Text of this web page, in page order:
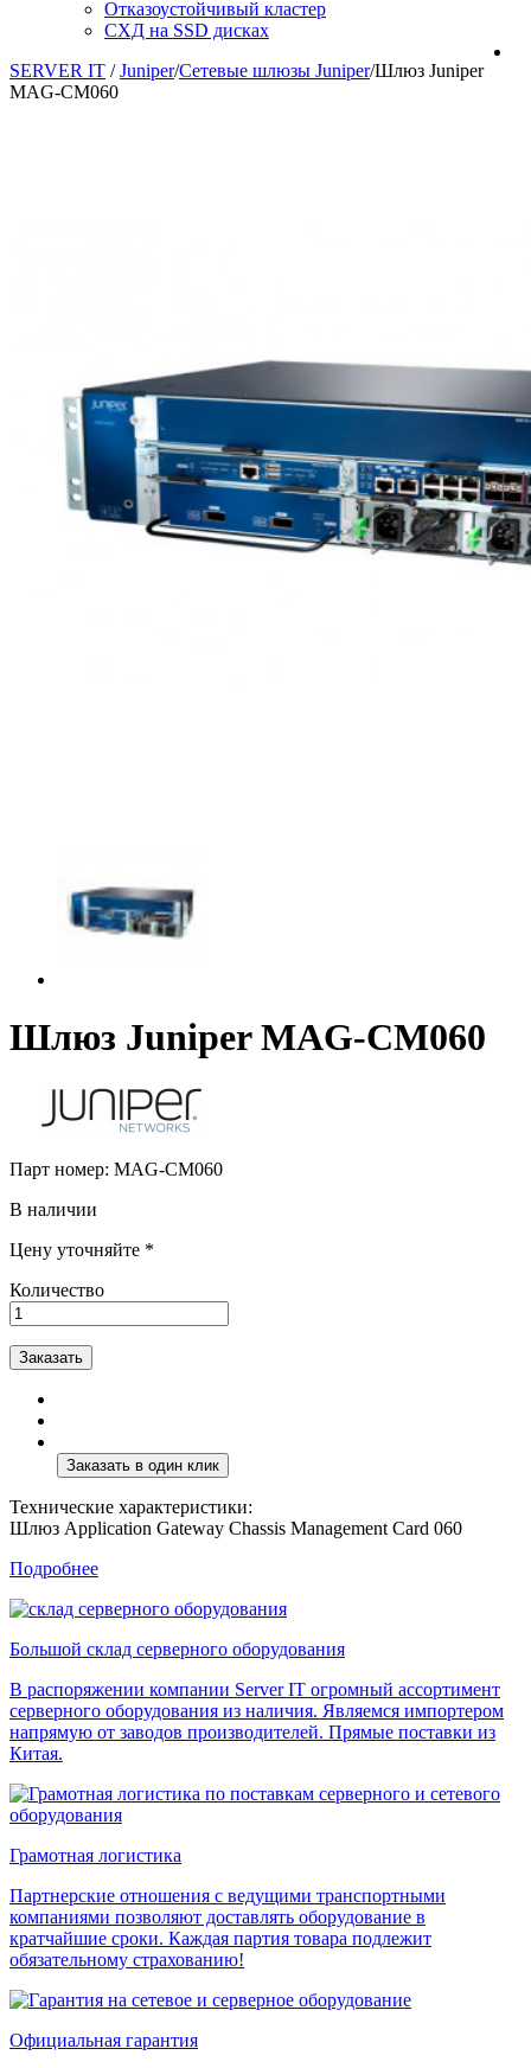
Отказоустойчивый кластер
СХД на SSD дисках
SERVER IT / Juniper/Сетевые шлюзы Juniper/Шлюз Juniper
MAG-CM060
Шлюз Juniper MAG-CM060
Парт номер: MAG-CM060
В наличии
Цену уточняйте *
Количество
Заказать
Технические характеристики:
Шлюз Application Gateway Chassis Management Card 060
Подробнее
Большой склад серверного оборудования
В распоряжении компании Server IT огромный ассортимент
серверного оборудования из наличия. Являемся импортером
напрямую от заводов производителей. Прямые поставки из
Китая.
Грамотная логистика
Партнерские отношения с ведущими транспортными
компаниями позволяют доставлять оборудование в
кратчайшие сроки. Каждая партия товара подлежит
обязательному страхованию!
Официальная гарантия